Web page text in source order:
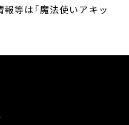
等は「魔法使いアキッ